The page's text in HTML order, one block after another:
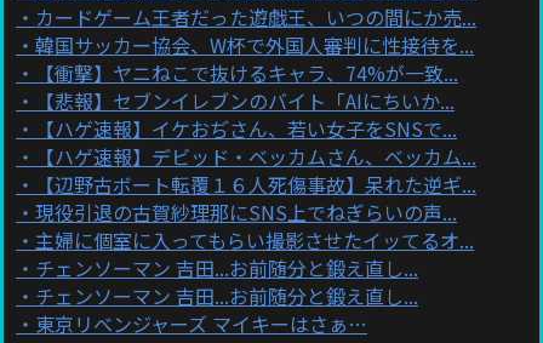
カードゲーム王者だった遊戯王、いつの間にか売...
韓国サッカー協会、W杯で外国人審判に性接待を...
【衝撃】ヤニねこで抜けるキャラ、74%が一致...
【悲報】セブンイレブンのバイト「AIにちいか...
【ハゲ速報】イケおぢさん、若い女子をSNSで...
【ハゲ速報】デビッド・ベッカムさん、ベッカム...
【辺野古ボート転覆１６人死傷事故】呆れた逆ギ...
現役引退の古賀紗理那にSNS上でねぎらいの声...
主婦に個室に入ってもらい撮影させたイッてるオ...
チェンソーマン 吉田...お前随分と鍛え直し...
チェンソーマン 吉田...お前随分と鍛え直し...
東京リベンジャーズ マイキーはさぁ…